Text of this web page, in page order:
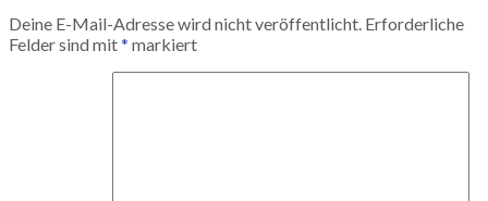
Deine E-Mail-Adresse wird nicht veröffentlicht. Erforderliche
Felder sind mit* markiert